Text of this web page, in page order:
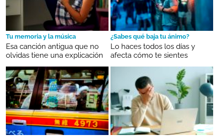
Tu memoria y la música
Esa canción antigua que no
olvidas tiene una explicación
¿Sabes qué baja tu ánimo?
Lo haces todos los días y
afecta cómo te sientes